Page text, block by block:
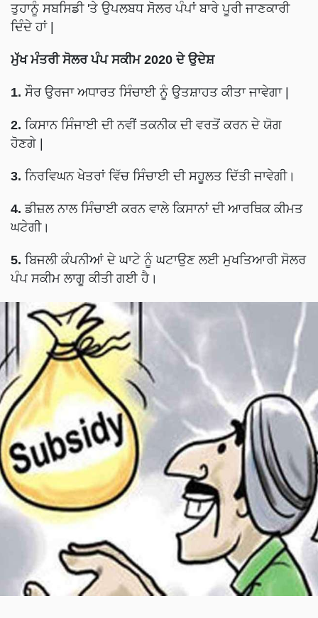
ਤੁਹਾਨੂੰ ਸਬਸਿਡੀ 'ਤੇ ਉਪਲਬਧ ਸੋਲਰ ਪੰਪਾਂ ਬਾਰੇ ਪੂਰੀ ਜਾਣਕਾਰੀ
ਦਿੰਦੇ ਹਾਂ |
ਮੁੱਖ ਮੰਤਰੀ ਸੋਲਰ ਪੰਪ ਸਕੀਮ 2020 ਦੇ ਉਦੇਸ਼
1. ਸੌਰ ਉਰਜਾ ਅਧਾਰਤ ਸਿੰਚਾਈ ਨੂੰ ਉਤਸ਼ਾਹਤ ਕੀਤਾ ਜਾਵੇਗਾ |
2. ਕਿਸਾਨ ਸਿੰਜਾਈ ਦੀ ਨਵੀਂ ਤਕਨੀਕ ਦੀ ਵਰਤੋਂ ਕਰਨ ਦੇ ਯੋਗ
ਹੋਣਗੇ |
3. ਨਿਰਵਿਘਨ ਖੇਤਰਾਂ ਵਿੱਚ ਸਿੰਚਾਈ ਦੀ ਸਹੂਲਤ ਦਿੱਤੀ ਜਾਵੇਗੀ।
4. ਡੀਜ਼ਲ ਨਾਲ ਸਿੰਚਾਈ ਕਰਨ ਵਾਲੇ ਕਿਸਾਨਾਂ ਦੀ ਆਰਥਿਕ ਕੀਮਤ
ਘਟੇਗੀ।
5. ਬਿਜਲੀ ਕੰਪਨੀਆਂ ਦੇ ਘਾਟੇ ਨੂੰ ਘਟਾਉਣ ਲਈ ਮੁਖਤਿਆਰੀ ਸੋਲਰ
ਪੰਪ ਸਕੀਮ ਲਾਗੂ ਕੀਤੀ ਗਈ ਹੈ।